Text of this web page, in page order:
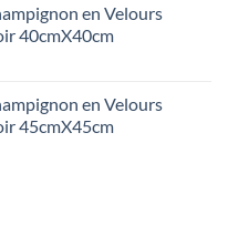
en Velours
40cmX40cm
en Velours
45cmX45cm